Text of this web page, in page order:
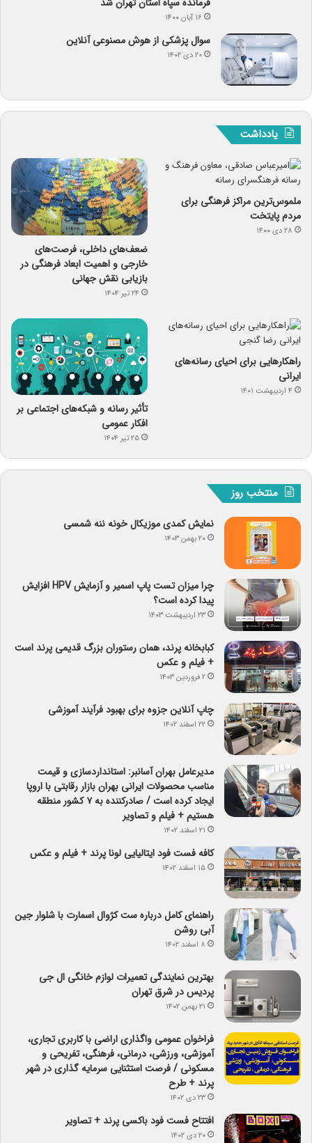
فرمانده سپاه استان تهران شد
۱۶ آبان ۱۴۰۰
سوال پزشکی از هوش مصنوعی آنلاین
۲۰ دی ۱۴۰۲
یادداشت
ملموس‌ترین مراکز فرهنگی برای
مردم پایتخت
۲۸ دی ۱۴۰۰
ضعف‌های داخلی، فرصت‌های
خارجی و اهمیت ابعاد فرهنگی در
بازیابی نقش جهانی
۲۴ تیر ۱۴۰۴
راهکارهایی برای احیای رسانه‌های
ایرانی
۴ اردیبهشت ۱۴۰۱
تأثیر رسانه و شبکه‌های اجتماعی بر
افکار عمومی
۲۵ تیر ۱۴۰۴
منتخب روز
نمایش کمدی موزیکال خونه ننه شمسی
۲۰ بهمن ۱۴۰۳
چرا میزان تست پاپ اسمیر و آزمایش HPV افزایش
پیدا کرده است؟
۲۳ اردیبهشت ۱۴۰۳
کبابخانه پرند، همان رستوران بزرگ قدیمی پرند است
+ فیلم و عکس
۲ فروردین ۱۴۰۳
چاپ آنلاین جزوه برای بهبود فرآیند آموزشی
۲۲ اسفند ۱۴۰۲
مدیرعامل بهران آسانبر: استانداردسازی و قیمت
مناسب محصولات ایرانی بهران بازار رقابتی با اروپا
ایجاد کرده است / صادرکننده به ۷ کشور منطقه
هستیم + فیلم و تصاویر
۲۱ اسفند ۱۴۰۲
کافه فست فود ایتالیایی لونا پرند + فیلم و عکس
۱۵ اسفند ۱۴۰۲
راهنمای کامل درباره ست کژوال اسمارت با شلوار جین
آبی روشن
۸ اسفند ۱۴۰۲
بهترین نمایندگی تعمیرات لوازم خانگی ال جی
پردیس در شرق تهران
۲۱ بهمن ۱۴۰۲
فراخوان عمومی واگذاری اراضی با کاربری تجاری،
آموزشی، ورزشی، درمانی، فرهنگی، تفریحی و
مسکونی / فرصت استثنایی سرمایه گذاری در شهر
پرند + طرح
۲۳ دی ۱۴۰۲
افتتاح فست فود باکسی پرند + تصاویر
۲۰ دی ۱۴۰۲